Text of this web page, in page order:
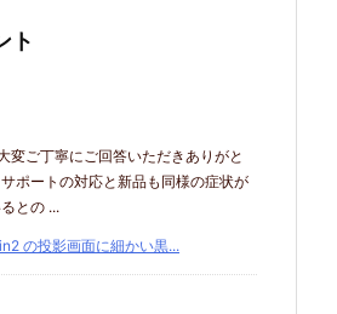
ト
変ご丁寧にご回答いただきありがと
ポートの対応と新品も同様の症状が
との ...
の投影画面に細かい黒...